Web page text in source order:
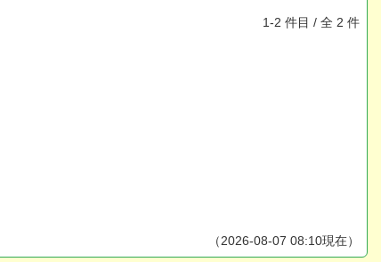
1-2 件目 / 全 2 件
（2026-08-07 08:10現在）